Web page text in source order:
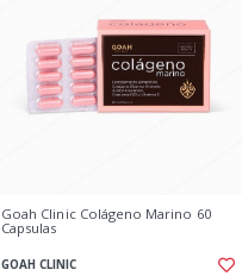
Goah Clinic Colágeno Marino 60
Capsulas
GOAH CLINIC